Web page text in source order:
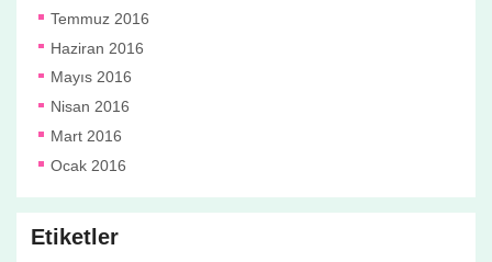
Temmuz 2016
Haziran 2016
Mayıs 2016
Nisan 2016
Mart 2016
Ocak 2016
Etiketler